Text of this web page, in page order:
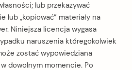
lub przekazywać
lub „kopiować” materiały na
Niniejsza licencja wygasa
naruszenia któregokolwiek
zostać wypowiedziana
dowolnym momencie. Po